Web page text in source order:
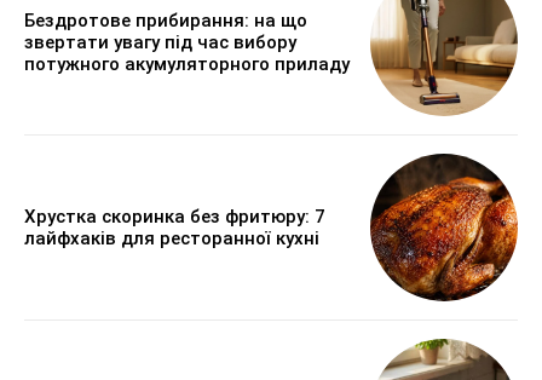
Бездротове прибирання: на що
звертати увагу під час вибору
потужного акумуляторного приладу
Хрустка скоринка без фритюру: 7
лайфхаків для ресторанної кухні